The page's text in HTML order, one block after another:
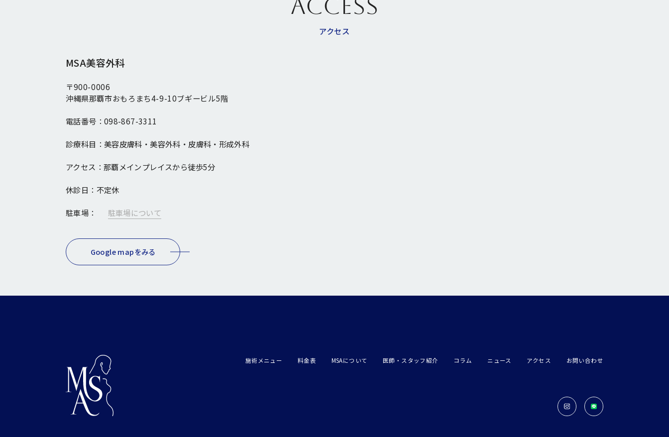
ACCESS
アクセス
MSA美容外科
〒900-0006
沖縄県那覇市おもろまち4-9-10ブギービル5階
電話番号： 098-867-3311
診療科目： 美容皮膚科・美容外科・皮膚科・形成外科
アクセス： 那覇メインプレイスから徒歩5分
休診日： 不定休
駐車場： 駐車場について
Google mapをみる
施術メニュー 料金表 MSAについて 医師・スタッフ紹介 コラム ニュース アクセス お問い合わせ